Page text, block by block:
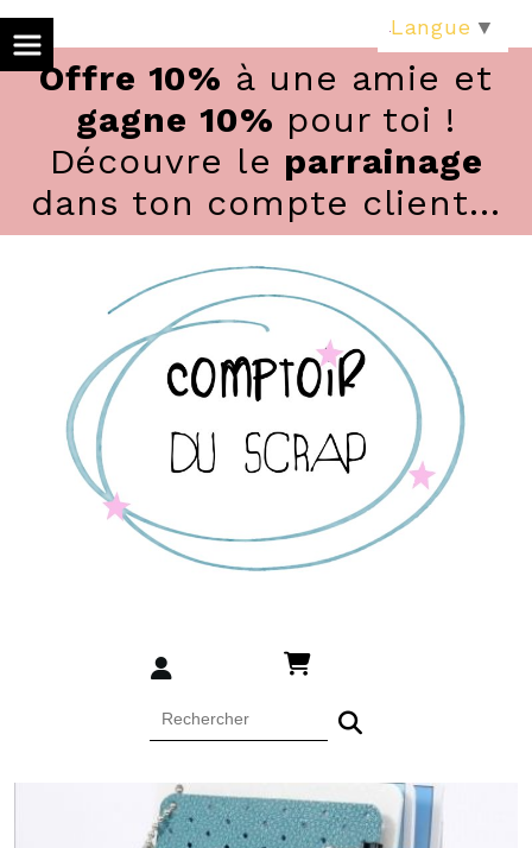
Offre 10% à une amie et
gagne 10% pour toi !
Découvre le parrainage
dans ton compte client...
Langue ▼